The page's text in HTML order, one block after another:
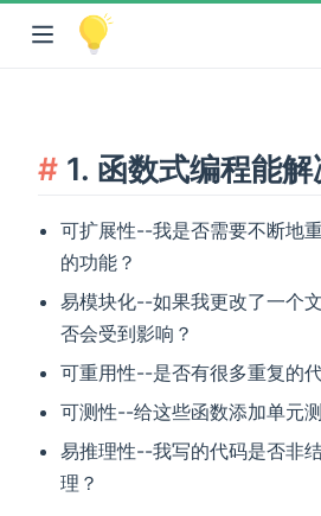
1. 函数式编程能
可扩展性--我是否需要不断地
的功能？
易模块化--如果我更改了一个
否会受到影响？
可重用性--是否有很多重复的
可测性--给这些函数添加单元
易推理性--我写的代码是否非
理？